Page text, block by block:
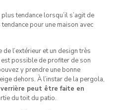
tendance lorsqu’il s’agit de
pour une maison avec
l’extérieur et un design très
possible de profiter de son
y prendre une bonne
dehors. À l’instar de la pergola,
peut être faite en
du toit du patio.